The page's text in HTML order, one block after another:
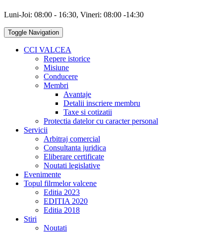
Luni-Joi: 08:00 - 16:30, Vineri: 08:00 -14:30
Toggle Navigation
CCI VALCEA
Repere istorice
Misiune
Conducere
Membri
Avantaje
Detalii inscriere membru
Taxe si cotizatii
Protectia datelor cu caracter personal
Servicii
Arbitraj comercial
Consultanta juridica
Eliberare certificate
Noutati legislative
Evenimente
Topul filrmelor valcene
Editia 2023
EDITIA 2020
Editia 2018
Stiri
Noutati